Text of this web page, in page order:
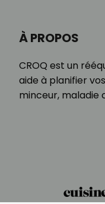
À PROPOS
CROQ est un
aide à planifier
minceur, maladie